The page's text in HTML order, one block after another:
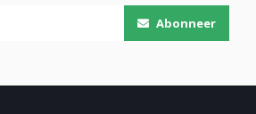
Abonneer